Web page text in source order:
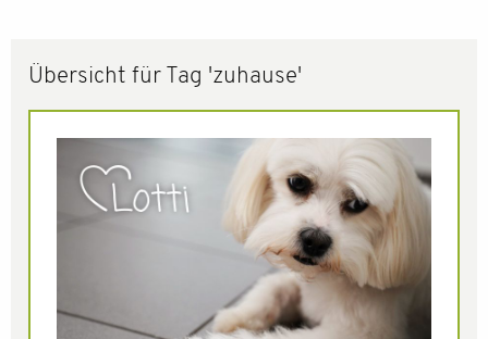
Übersicht für Tag 'zuhause'